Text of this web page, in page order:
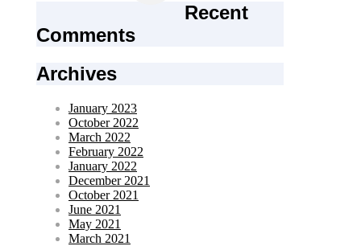
Recent
Comments
Archives
January 2023
October 2022
March 2022
February 2022
January 2022
December 2021
October 2021
June 2021
May 2021
March 2021